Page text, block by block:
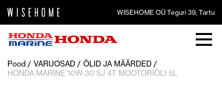
WISEHOME OÜ Teguri 39, Tartu
Pood VARUOSAD
ÕLID JA MÄÄRDED
HONDA MARINE 10W-30 SJ 4T MOOTORIÕLI 5L